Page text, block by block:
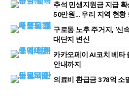
추석 민생지원금 지급
50만원… 우리 지역 현황
구로동 노후 주거지, '신
대단지 변신
카카오페이 AI코치 베타
안내까지
의료비 환급금 378억 소